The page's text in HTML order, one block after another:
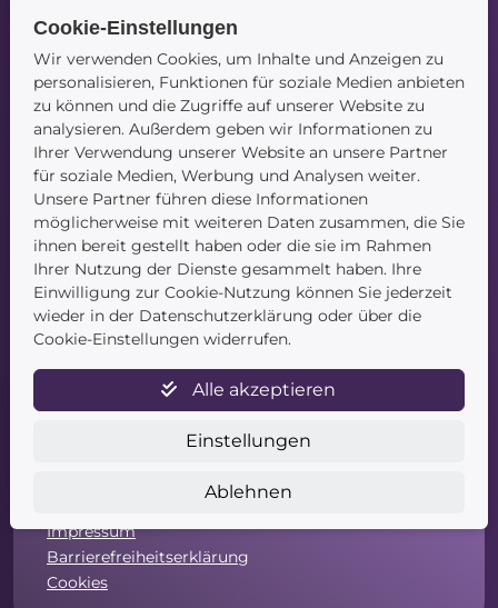
Navigation
Startseite
Blog
Kontakt
Service
Impressum
Barrierefreiheitserklärung
Cookies
Cookie-Einstellungen
Wir verwenden Cookies, um Inhalte und Anzeigen zu
personalisieren, Funktionen für soziale Medien anbieten
zu können und die Zugriffe auf unserer Website zu
analysieren. Außerdem geben wir Informationen zu
Ihrer Verwendung unserer Website an unsere Partner
für soziale Medien, Werbung und Analysen weiter.
Unsere Partner führen diese Informationen
möglicherweise mit weiteren Daten zusammen, die Sie
ihnen bereit gestellt haben oder die sie im Rahmen
Ihrer Nutzung der Dienste gesammelt haben. Ihre
Einwilligung zur Cookie-Nutzung können Sie jederzeit
wieder in der Datenschutzerklärung oder über die
Cookie-Einstellungen widerrufen.
Alle akzeptieren
Einstellungen
Ablehnen